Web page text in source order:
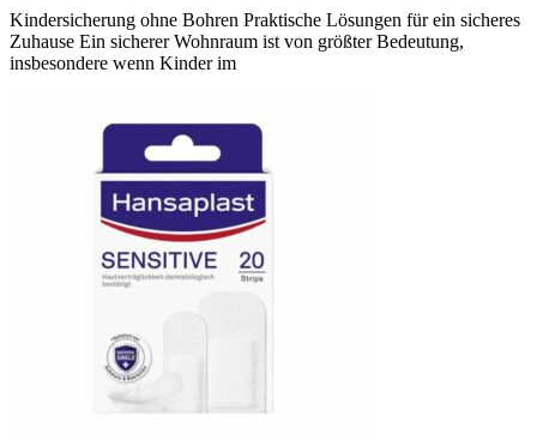
Kindersicherung ohne Bohren Praktische Lösungen für ein sicheres
Zuhause Ein sicherer Wohnraum ist von größter Bedeutung,
insbesondere wenn Kinder im